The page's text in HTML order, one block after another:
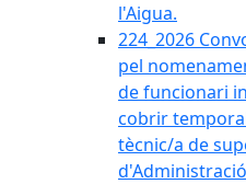
l'Aigua.
224_2026
pel
de funcionari
cobrir
tècnic/a de